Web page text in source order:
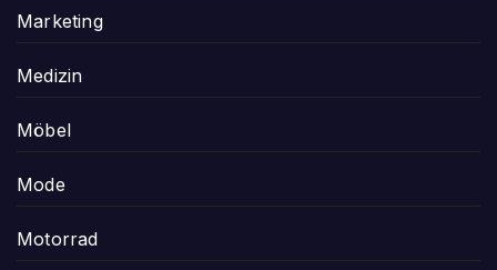
Marketing
Medizin
Möbel
Mode
Motorrad